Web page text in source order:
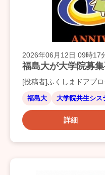
2026年06月12日 09時17
福島大が大学院募
[投稿者]ふくしまドアプ
福島大 大学院共生シス
詳細